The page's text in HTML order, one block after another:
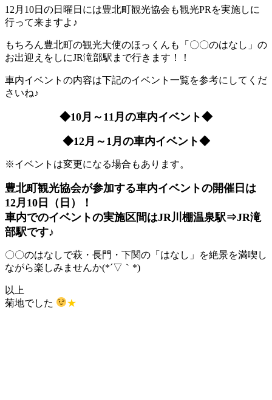
12月10日の日曜日には豊北町観光協会も観光PRを実施しに
行って来ますよ♪
もちろん豊北町の観光大使のほっくんも「〇〇のはなし」の
お出迎えをしにJR滝部駅まで行きます！！
車内イベントの内容は下記のイベント一覧を参考にしてくだ
さいね♪
◆10月～11月の車内イベント◆
◆12月～1月の車内イベント◆
※イベントは変更になる場合もあります。
豊北町観光協会が参加する車内イベントの開催日は
12月10日（日）！
車内でのイベントの実施区間はJR川棚温泉駅⇒JR滝
部駅です♪
〇〇のはなしで萩・長門・下関の「はなし」を絶景を満喫し
ながら楽しみませんか(*´▽｀*)
以上
菊地でした
★